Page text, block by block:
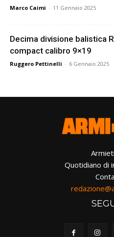
Marco Caimi - 11 Gennaio 2025
Decima divisione balistica
compact calibro 9×19
Ruggero Pettinelli - 6 Gennaio 2025
Quotidiano di